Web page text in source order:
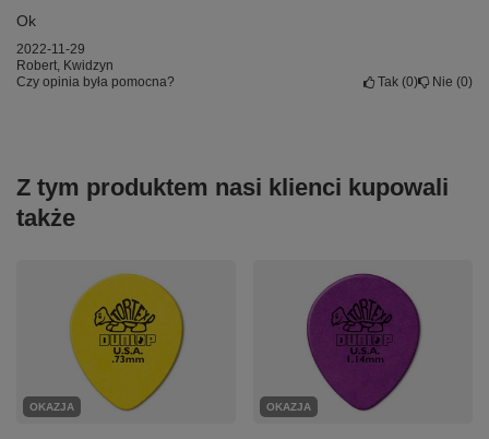
Ok
2022-11-29
Robert, Kwidzyn
Czy opinia była pomocna?
Tak 0 Nie 0
Z tym produktem nasi klienci kupowali
także
OKAZJA OKAZJA